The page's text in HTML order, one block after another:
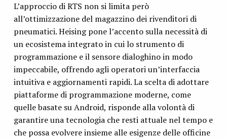
L’approccio di RTS non si limita però
all’ottimizzazione del magazzino dei rivenditori di
pneumatici. Heising pone l’accento sulla necessità di
un ecosistema integrato in cui lo strumento di
programmazione e il sensore dialoghino in modo
impeccabile, offrendo agli operatori un’interfaccia
intuitiva e aggiornamenti rapidi. La scelta di adottare
piattaforme di programmazione moderne, come
quelle basate su Android, risponde alla volontà di
garantire una tecnologia che resti attuale nel tempo e
che possa evolvere insieme alle esigenze delle officine